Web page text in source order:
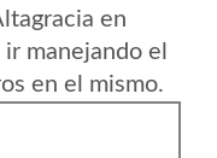
en
manejando el
en el mismo.